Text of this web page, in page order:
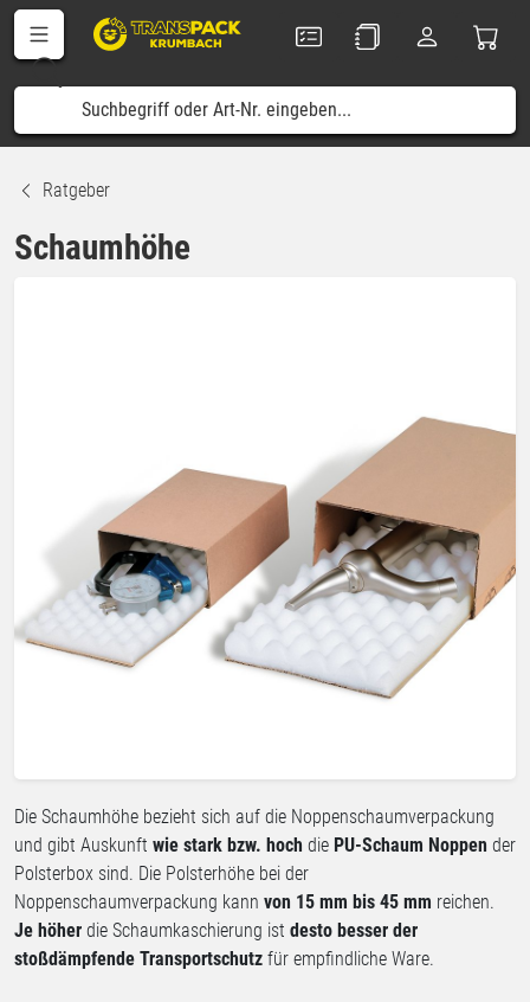
Ratgeber
Schaumhöhe
Die Schaumhöhe bezieht sich auf die Noppenschaumverpackung
und gibt Auskunft wie stark bzw. hoch die PU-Schaum Noppen der
Polsterbox sind. Die Polsterhöhe bei der
Noppenschaumverpackung kann von 15 mm bis 45 mm reichen.
Je höher die Schaumkaschierung ist desto besser der
stoßdämpfende Transportschutz für empfindliche Ware.